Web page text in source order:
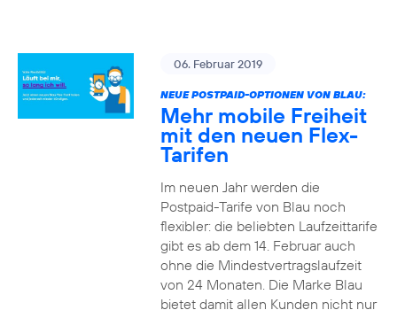
06. Februar 2019
NEUE POSTPAID-OPTIONEN VON BLAU:
Mehr mobile Freiheit
mit den neuen Flex-
Tarifen
Im neuen Jahr werden die
Postpaid-Tarife von Blau noch
flexibler: die beliebten Laufzeittarife
gibt es ab dem 14. Februar auch
ohne die Mindestvertragslaufzeit
von 24 Monaten. Die Marke Blau
bietet damit allen Kunden nicht nur